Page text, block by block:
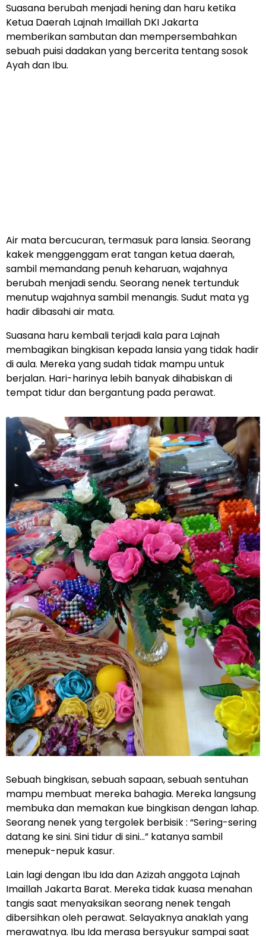
Suasana berubah menjadi hening dan haru ketika
Ketua Daerah Lajnah Imaillah DKI Jakarta
memberikan sambutan dan mempersembahkan
sebuah puisi dadakan yang bercerita tentang sosok
Ayah dan Ibu.
Air mata bercucuran, termasuk para lansia. Seorang
kakek menggenggam erat tangan ketua daerah,
sambil memandang penuh keharuan, wajahnya
berubah menjadi sendu. Seorang nenek tertunduk
menutup wajahnya sambil menangis. Sudut mata yg
hadir dibasahi air mata.
Suasana haru kembali terjadi kala para Lajnah
membagikan bingkisan kepada lansia yang tidak hadir
di aula. Mereka yang sudah tidak mampu untuk
berjalan. Hari-harinya lebih banyak dihabiskan di
tempat tidur dan bergantung pada perawat.
Sebuah bingkisan, sebuah sapaan, sebuah sentuhan
mampu membuat mereka bahagia. Mereka langsung
membuka dan memakan kue bingkisan dengan lahap.
Seorang nenek yang tergolek berbisik : “Sering-sering
datang ke sini. Sini tidur di sini…” katanya sambil
menepuk-nepuk kasur.
Lain lagi dengan Ibu Ida dan Azizah anggota Lajnah
Imaillah Jakarta Barat. Mereka tidak kuasa menahan
tangis saat menyaksikan seorang nenek tengah
dibersihkan oleh perawat. Selayaknya anaklah yang
merawatnya. Ibu Ida merasa bersyukur sampai saat